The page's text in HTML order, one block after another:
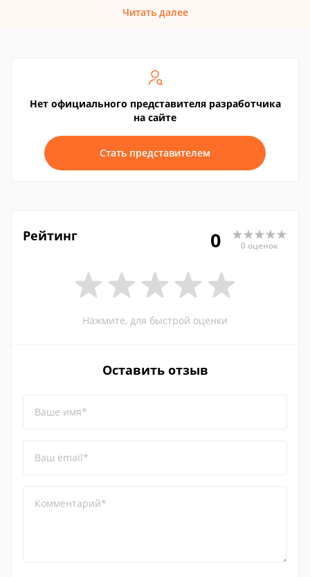
Читать далее
Нет официального представителя разработчика
на сайте
Стать представителем
Рейтинг 0 0 оценок
Нажмите, для быстрой оценки
Оставить отзыв
Ваше имя*
Ваш email*
Комментарий*